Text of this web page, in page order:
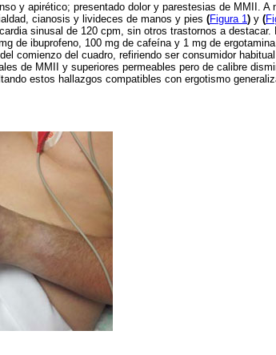
y apirético; presentado dolor y parestesias de MMII.
cianosis y livideces de manos y pies (Figura 1) y (
sinusal de 120 cpm, sin otros trastornos a destacar.
de ibuprofeno, 100 mg de cafeína y 1 mg de
comienzo del cuadro, refiriendo ser consumidor
de MMII y superiores permeables pero de calibre
estos hallazgos compatibles con ergotismo